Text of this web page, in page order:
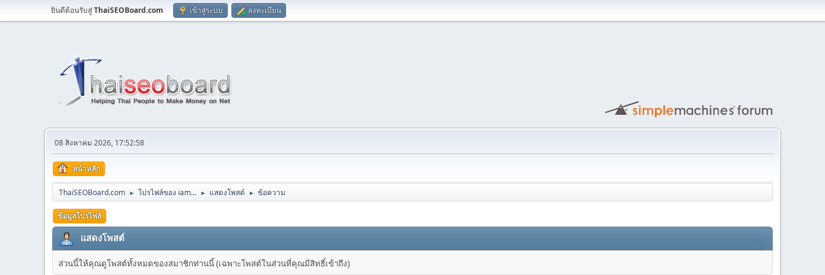
ยินดีต้อนรับสู่ThaiSEOBoard.com เข้าสู่ระบบ ลงทะเบียน
08 สิงหาคม 2026, 17:52:58
หน้าหลัก
ThaiSEOBoard.com ► โปรไฟล์ของ iam... ► แสดงโพสต์ ► ข้อความ
ข้อมูลโปรไฟล์
แสดงโพสต์
ส่วนนี้ให้คุณดูโพสต์ทั้งหมดของสมาชิกท่านนี้ (เฉพาะโพสต์ในส่วนที่คุณมีสิทธิ์เข้าถึง)